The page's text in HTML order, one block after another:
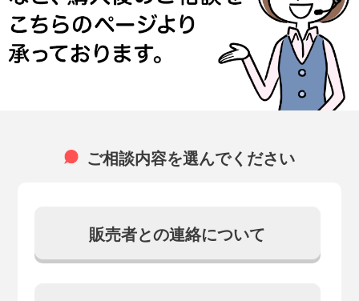
ご相談内容を選んでください
販売者との連絡について